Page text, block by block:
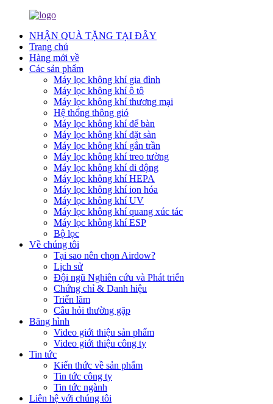
NHẬN QUÀ TẶNG TẠI ĐÂY
Trang chủ
Hàng mới về
Các sản phẩm
Máy lọc không khí gia đình
Máy lọc không khí ô tô
Máy lọc không khí thương mại
Hệ thống thông gió
Máy lọc không khí để bàn
Máy lọc không khí đặt sàn
Máy lọc không khí gắn trần
Máy lọc không khí treo tường
Máy lọc không khí di động
Máy lọc không khí HEPA
Máy lọc không khí ion hóa
Máy lọc không khí UV
Máy lọc không khí quang xúc tác
Máy lọc không khí ESP
Bộ lọc
Về chúng tôi
Tại sao nên chọn Airdow?
Lịch sử
Đội ngũ Nghiên cứu và Phát triển
Chứng chỉ & Danh hiệu
Triển lãm
Câu hỏi thường gặp
Băng hình
Video giới thiệu sản phẩm
Video giới thiệu công ty
Tin tức
Kiến thức về sản phẩm
Tin tức công ty
Tin tức ngành
Liên hệ với chúng tôi